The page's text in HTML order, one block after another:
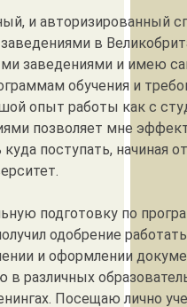
и авторизированный
в
заведениями и имею
обучения и
опыт работы как с
позволяет мне
поступать, начиная
подготовку по
одобрение
и оформлении
в различных
Посещаю лично